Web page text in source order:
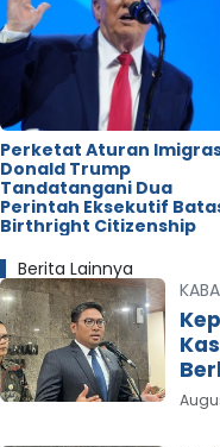
Perketat Aturan
Donald Trump
Tandatangani Dua
Perintah Eksekutif
Birthright Citizenship
Berita Lainnya